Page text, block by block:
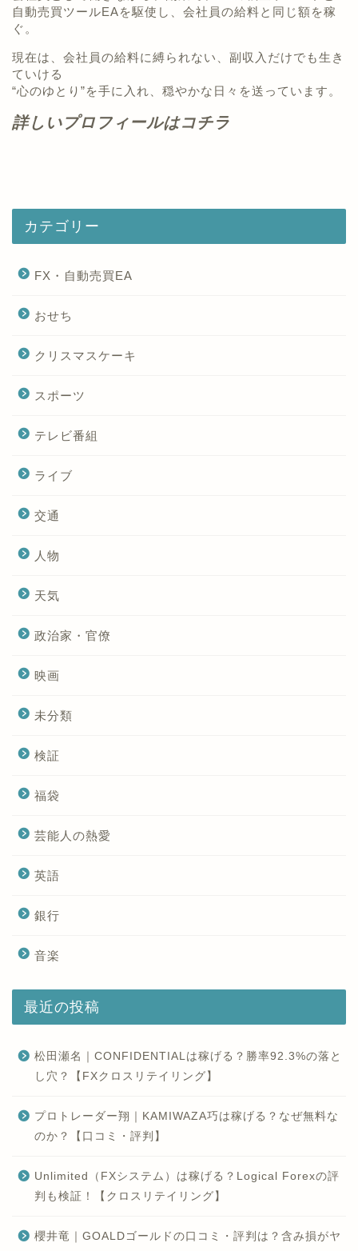
自動売買ツールEAを駆使し、会社員の給料と同じ額を稼
ぐ。
現在は、会社員の給料に縛られない、副収入だけでも生き
ていける
“心のゆとり”を手に入れ、穏やかな日々を送っています。
詳しいプロフィールはコチラ
カテゴリー
FX・自動売買EA
おせち
クリスマスケーキ
スポーツ
テレビ番組
ライブ
交通
人物
天気
政治家・官僚
映画
未分類
検証
福袋
芸能人の熱愛
英語
銀行
音楽
最近の投稿
松田瀬名｜CONFIDENTIALは稼げる？勝率92.3%の落と
し穴？【FXクロスリテイリング】
プロトレーダー翔｜KAMIWAZA巧は稼げる？なぜ無料な
のか？【口コミ・評判】
Unlimited（FXシステム）は稼げる？Logical Forexの評
判も検証！【クロスリテイリング】
櫻井竜｜GOALDゴールドの口コミ・評判は？含み損がヤ